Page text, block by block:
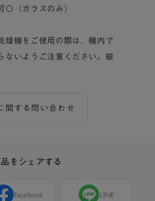
〇（ガラスのみ）
燥機をご使用の際は、機内で
ないようご注意ください。破
関する問い合わせ
をシェアする
Facebook LINE